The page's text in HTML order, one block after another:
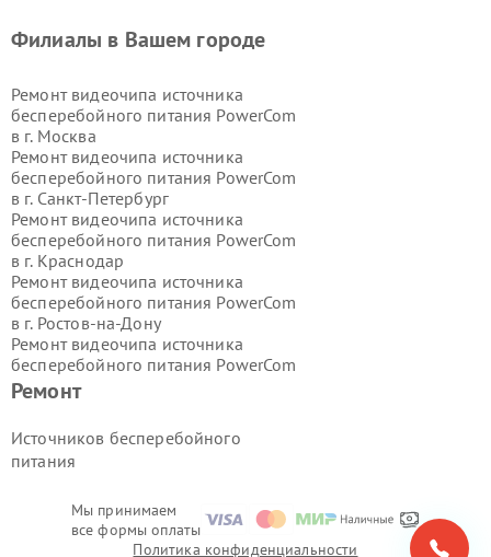
Мы принимаем
все формы оплаты
Ремонт
Источников бесперебойного
питания
Филиалы в Вашем городе
Ремонт видеочипа источника
бесперебойного питания PowerCom
в г. Москва
Ремонт видеочипа источника
бесперебойного питания PowerCom
в г. Санкт-Петербург
Ремонт видеочипа источника
бесперебойного питания PowerCom
в г. Краснодар
Ремонт видеочипа источника
бесперебойного питания PowerCom
в г. Ростов-на-Дону
Ремонт видеочипа источника
бесперебойного питания PowerCom
в г.Нижний Новгород
бесперебойного питания PowerCom
в г.Новосибирск
Ремонт видеочипа источника
Екатеринбург
Ремонт видеочипа источника
бесперебойного питания PowerCom
Политика конфиденциальности